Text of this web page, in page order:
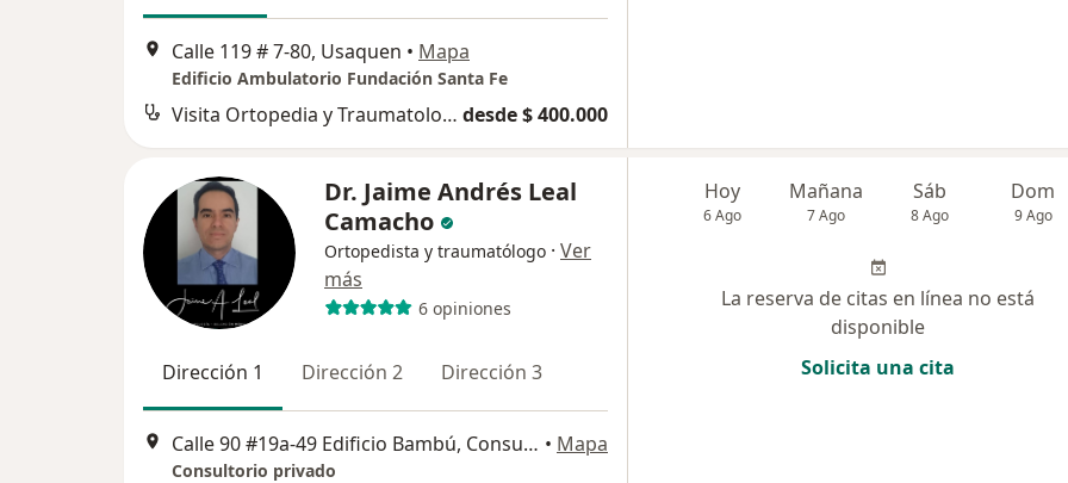
Calle 119 # 7-80, Usaquen • Mapa
Edificio Ambulatorio Fundación Santa Fe
Visita Ortopedia y Traumatología desde $ 400.000
Dr. Jaime Andrés Leal
Camacho
Ortopedista y traumatólogo · Ver
más
6 opiniones
Dirección 1 Dirección 2 Dirección 3
Calle 90 #19a-49 Edificio Bambú, Consultorio 204, Bogotá • Mapa
Consultorio privado
Hoy
6 Ago
Mañana
7 Ago
Sáb
8 Ago
Dom
9 Ago
La reserva de citas en línea no está
disponible
Solicita una cita